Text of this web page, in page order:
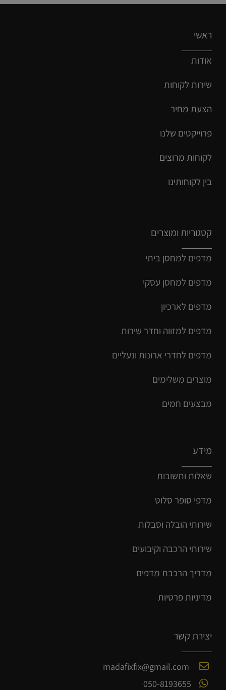
ראשי
אודות
שירות לקוחות
הצעת מחיר
פרוייקטים שלנו
לקוחות מרוצים
בין לקוחותינו
קטגוריות ומוצרים
מדפים למחסן ביתי
מדפים למחסן עסקי
מדפים לארכיון
מדפים למזווה וחדר שירות
מדפים לחדרי ארונות ונעליים
מוצרים משלימים
מבצעים חמים
מידע
שאלות ותשובות
מדפי סופר סלוט
שירותי הובלה וסבלות
שירותי הרכבה וקיבועים
מדריך הרכבת מדפים
מדיניות פרטיות
יצירת קשר
madafixfix@gmail.com
050-8193655